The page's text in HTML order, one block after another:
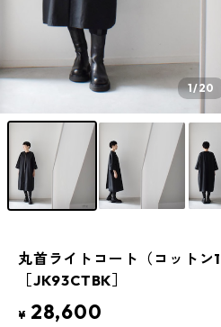
1/20
丸首ライトコート（コットン
［JK93CTBK］
¥ 28,600